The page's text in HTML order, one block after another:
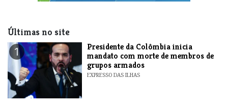
Últimas no site
1
Presidente da Colômbia inicia
mandato com morte de membros de
grupos armados
EXPRESSO DAS ILHAS